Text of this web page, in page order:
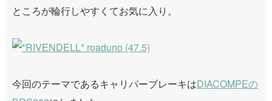
ところが輪行しやすくてお気に入り。
今回のテーマであるキャリパーブレーキはDIACOMPEの